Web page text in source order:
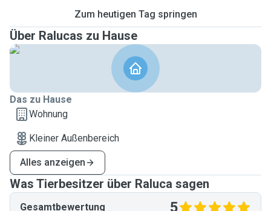
Zum heutigen Tag springen
Über Ralucas zu Hause
Das zu Hause
Wohnung
Kleiner Außenbereich
Alles anzeigen
Was Tierbesitzer über Raluca sagen
Gesamtbewertung 5